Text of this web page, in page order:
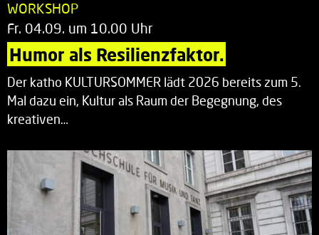
WORKSHOP
Fr. 04.09. um 10.00 Uhr
Humor als Resilienzfaktor.
Der katho KULTURSOMMER lädt 2026 bereits zum 5.
Mal dazu ein, Kultur als Raum der Begegnung, des
kreativen…